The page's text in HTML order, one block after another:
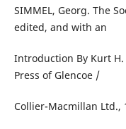
SIMMEL, Georg. The
edited, and with an
Introduction By Kurt H.
Press of Glencoe /
Collier-Macmillan Ltd.,